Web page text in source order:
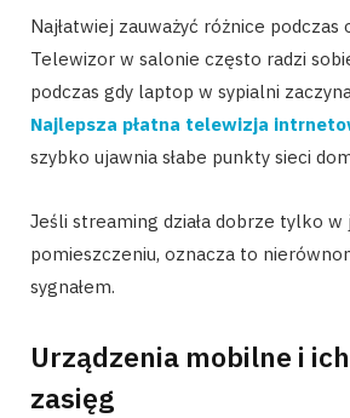
Najłatwiej zauważyć różnice podczas
Telewizor w salonie często radzi
podczas gdy laptop w sypialni
Najlepsza płatna telewizja
szybko ujawnia słabe punkty sieci
Jeśli streaming działa dobrze tylko w
pomieszczeniu, oznacza to
sygnałem.
Urządzenia mobilne i
zasięg